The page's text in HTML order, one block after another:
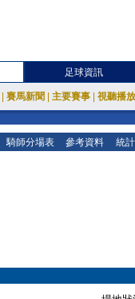
足球資訊
賽馬新聞 主要賽事 視聽播
騎師分場表 參考資料 統